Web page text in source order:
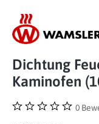
Dichtung
Kaminofen
0